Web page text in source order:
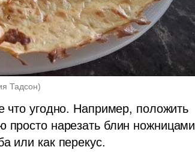
Тадсон)
что угодно. Например, положить
нарезать блин ножницами
или как перекус.